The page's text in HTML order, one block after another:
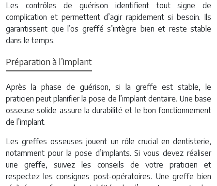
Les contrôles de guérison identifient tout signe de
complication et permettent d’agir rapidement si besoin. Ils
garantissent que l’os greffé s’intègre bien et reste stable
dans le temps.
Préparation à l’implant
Après la phase de guérison, si la greffe est stable, le
praticien peut planifier la pose de l’implant dentaire. Une base
osseuse solide assure la durabilité et le bon fonctionnement
de l’implant.
Les greffes osseuses jouent un rôle crucial en dentisterie,
notamment pour la pose d’implants. Si vous devez réaliser
une greffe, suivez les conseils de votre praticien et
respectez les consignes post-opératoires. Une greffe bien